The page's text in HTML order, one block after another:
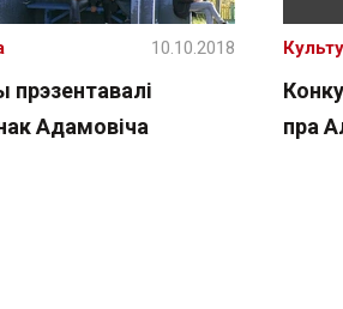
прэзентавалі
Адамовіча
10.10.2018
пра